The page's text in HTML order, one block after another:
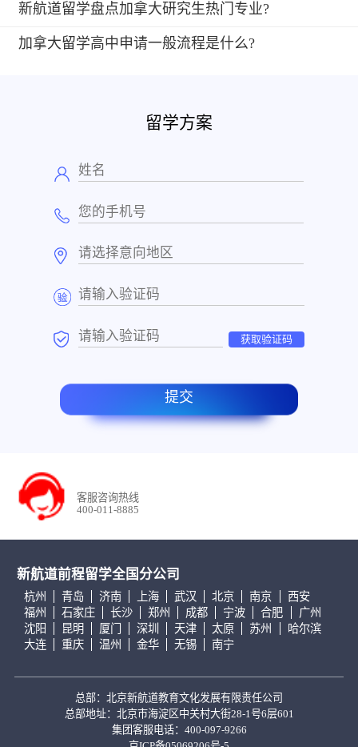
新航道留学盘点加拿大研究生热门专业?
加拿大留学高中申请一般流程是什么?
留学方案
获取验证码
提交
客服咨询热线
400-011-8885
新航道前程留学全国分公司
杭州 青岛 济南 上海 武汉 北京 南京
西安
福州
石家庄 长沙 郑州 成都 宁波 合肥
广州
沈阳
昆明 厦门 深圳 天津 太原 苏州
哈尔滨
大连
重庆 温州 金华 无锡 南宁
总部：北京新航道教育文化发展有限责任公司
总部地址：北京市海淀区中关村大街28-1号6层601
集团客服电话：400-097-9266